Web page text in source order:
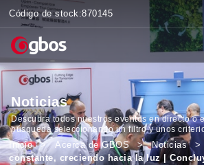
Código de stock:870145
Noticias
Descubra todos nuestros eventos en directo o
búsqueda seleccionando un filtro y unos
Inicio > Acerca de GBOS > Noticias >
constante, creciendo hacia la luz |